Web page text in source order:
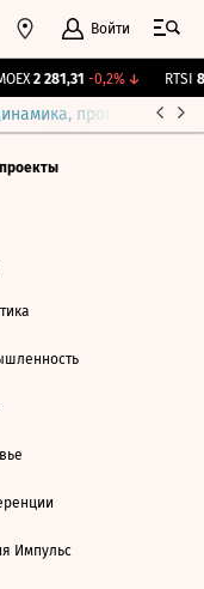
Войти
2 281,31 -0,2%↓ RTSI
прогнозы
Импульс